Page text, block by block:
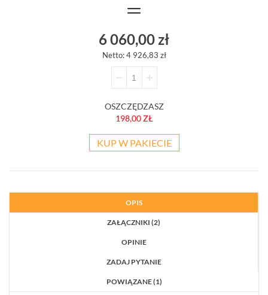
6 060,00 zł
Netto: 4 926,83 zł
OSZCZĘDZASZ
198,00 ZŁ
KUP W PAKIECIE
OPIS
ZAŁĄCZNIKI (2)
OPINIE
ZADAJ PYTANIE
POWIĄZANE (1)